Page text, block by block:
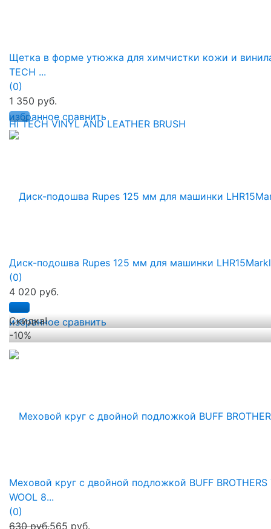
избранное сравнить
Щетка в форме утюжка для химчистки кожи и
TECH ...
(0)
1 350 руб.
избранное сравнить
Диск-подошва Rupes 125 мм для машинки
(0)
4 020 руб.
Скидка!
-10%
Меховой круг с двойной подложкой BUFF BROTHERS
WOOL 8...
(0)
630 руб.565 руб.